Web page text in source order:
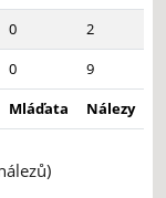
0
2
0
9
Mláďata Nálezy